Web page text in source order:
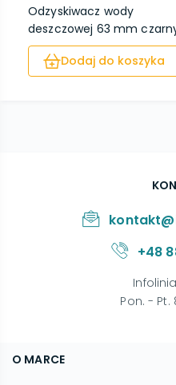
Odzyskiwacz wody
deszczowej 63 mm
Dodaj do koszyka
O MARCE
+48
Pon. - Pt.